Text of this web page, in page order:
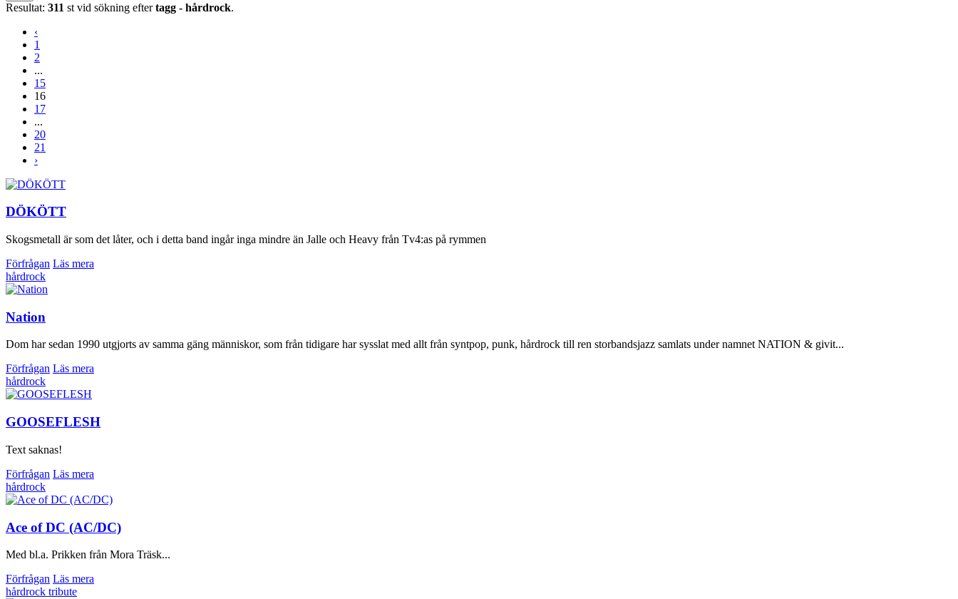
Resultat: 311 st vid sökning eftertagg - hårdrock.
‹
1
2
...
15
16
17
...
20
21
›
DÖKÖTT
Skogsmetall är som det låter, och i detta band ingår inga mindre än Jalle och Heavy från Tv4:as på rymmen
Förfrågan Läs mera
hårdrock
Nation
Dom har sedan 1990 utgjorts av samma gäng människor, som från tidigare har sysslat med allt från syntpop, punk, hårdrock till ren storbandsjazz samlats under namnet NATION & givit...
Förfrågan Läs mera
hårdrock
GOOSEFLESH
Text saknas!
Förfrågan Läs mera
hårdrock
Ace of DC (AC/DC)
Med bl.a. Prikken från Mora Träsk...
Förfrågan Läs mera
hårdrock tribute